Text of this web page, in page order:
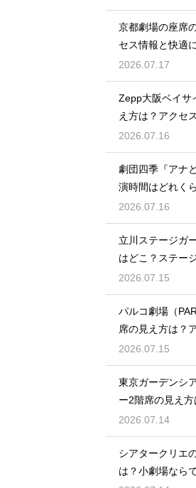
京都劇場の座席
セス情報と快適
事前にチェック
2026.07.17
Zepp大阪ベイサ
え方は？アクセ
楽しむポイントを
2026.07.16
劇団四季『アナ
演時間はどれく
公演の長さを解説
2026.07.16
立川ステージガ
はどこ？ステー
きるベストポジ
2026.07.15
パルコ劇場（
席の見え方は？
場の特徴も徹底紹
2026.07.15
東京ガーデンシ
ー2階席の見え
からの視界と音
2026.07.14
シアタークリエ
は？小劇場なら